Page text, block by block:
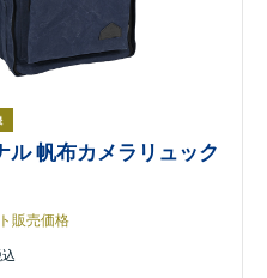
ル 帆布カメラリュック
販売価格